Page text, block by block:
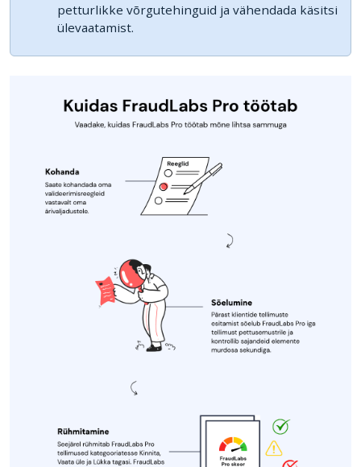
petturlikke võrgutehinguid ja vähendada käsitsi
ülevaatamist.